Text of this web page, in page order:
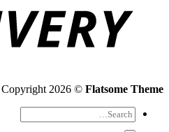
Copyright 2026 © Flatsome Theme
Search
for: